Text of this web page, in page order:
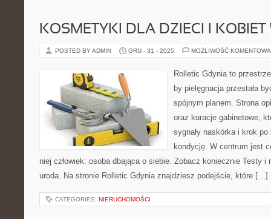
KOSMETYKI DLA DZIECI I KOBIET
POSTED BY ADMIN GRU - 31 - 2025 MOŻLIWOŚĆ
Rolletic Gdynia to
by pielęgnacja przestała
spójnym planem. Strona
oraz kuracje gabinetowe,
sygnały naskórka i krok
kondycję. W centrum jest
niej człowiek: osoba dbająca o siebie. Zobacz koniecznie Testy i
uroda. Na stronie Rolletic Gdynia znajdziesz podejście, które […]
CATEGORIES: NIERUCHOMOŚCI